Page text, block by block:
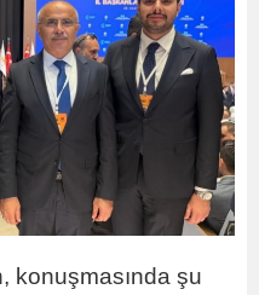
konuşmasında şu